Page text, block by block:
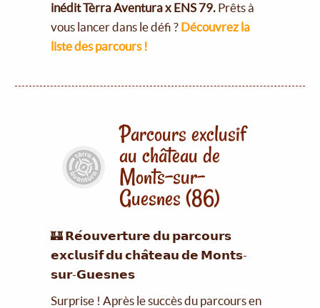
inédit Tèrra Aventura x ENS 79. Prêts à
vous lancer dans le défi ? Découvrez la
liste des parcours !
Parcours exclusif
au château de
Monts-sur-
Guesnes (86)
🏰 𝗥𝗲́𝗼𝘂𝘃𝗲𝗿𝘁𝘂𝗿𝗲 𝗱𝘂 𝗽𝗮𝗿𝗰𝗼𝘂𝗿𝘀
𝗲𝘅𝗰𝗹𝘂𝘀𝗶𝗳 𝗱𝘂 𝗰𝗵𝗮̂𝘁𝗲𝗮𝘂 𝗱𝗲 𝗠𝗼𝗻𝘁𝘀-
𝘀𝘂𝗿-𝗚𝘂𝗲𝘀𝗻𝗲𝘀
Surprise ! Après le succès du parcours en